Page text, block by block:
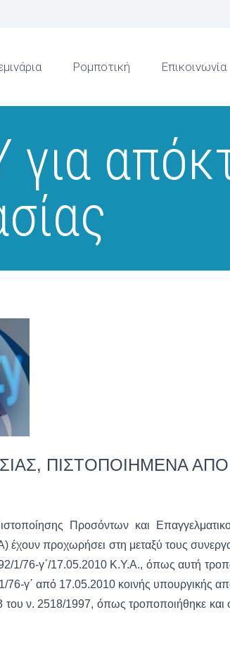
Ρομποτική Επικοινωνία
για
ΠΙΣΤΟΠΟΙΗΜΕΝΑ
Προσόντων και
προχωρήσει στη μεταξύ τους
1/76-γ΄/17.05.2010 Κ.Υ.Α., όπως αυτή
γ΄ από 17.05.2010 κοινής υπουργικής
του ν. 2518/1997, όπως τροποποιήθηκε